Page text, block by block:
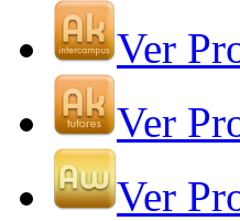
Ver
Ver
Ver